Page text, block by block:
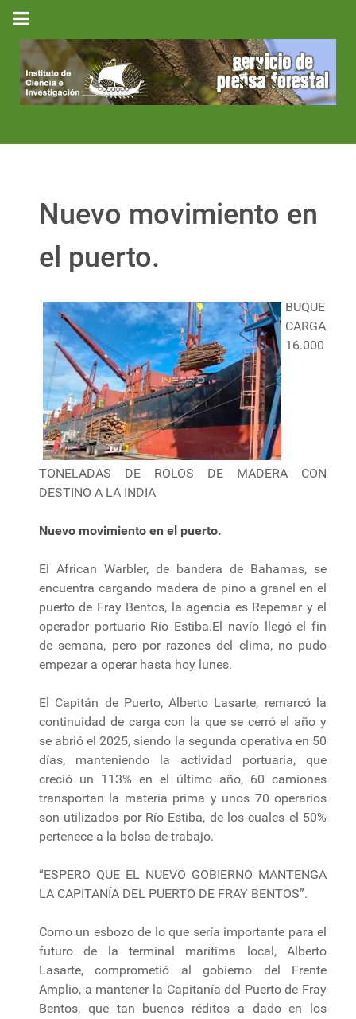
Nuevo movimiento en
el puerto.
BUQUE
CARGA
16.000
TONELADAS DE ROLOS DE MADERA CON
DESTINO A LA INDIA
Nuevo movimiento en el puerto.
El African Warbler, de bandera de Bahamas, se
encuentra cargando madera de pino a granel en el
puerto de Fray Bentos, la agencia es Repemar y el
operador portuario Río Estiba.El navío llegó el fin
de semana, pero por razones del clima, no pudo
empezar a operar hasta hoy lunes.
El Capitán de Puerto, Alberto Lasarte, remarcó la
continuidad de carga con la que se cerró el año y
se abrió el 2025, siendo la segunda operativa en 50
días, manteniendo la actividad portuaria, que
creció un 113% en el último año, 60 camiones
transportan la materia prima y unos 70 operarios
son utilizados por Río Estiba, de los cuales el 50%
pertenece a la bolsa de trabajo.
“ESPERO QUE EL NUEVO GOBIERNO MANTENGA
LA CAPITANÍA DEL PUERTO DE FRAY BENTOS”.
Como un esbozo de lo que sería importante para el
futuro de la terminal marítima local, Alberto
Lasarte, comprometió al gobierno del Frente
Amplio, a mantener la Capitanía del Puerto de Fray
Bentos, que tan buenos réditos a dado en los